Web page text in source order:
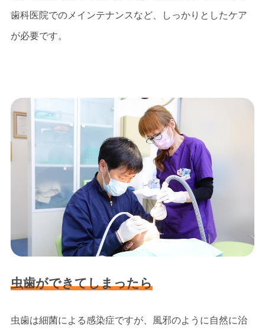
歯科医院でのメインテナンスなど、しっかりとしたケア
が必要です。
虫歯ができてしまったら
虫歯は細菌による感染症ですが、風邪のように自然に治